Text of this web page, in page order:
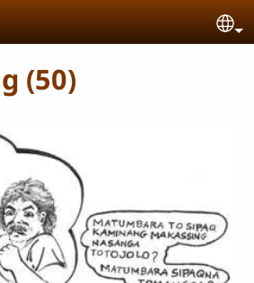
(50)